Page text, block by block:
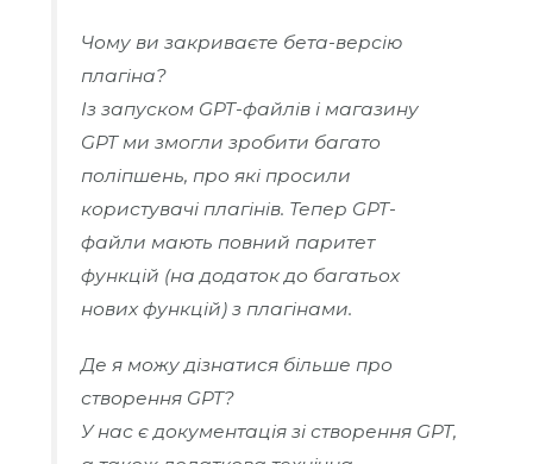
Чому ви закриваєте бета-версію
плагіна?
Із запуском GPT-файлів і магазину
GPT ми змогли зробити багато
поліпшень, про які просили
користувачі плагінів. Тепер GPT-
файли мають повний паритет
функцій (на додаток до багатьох
нових функцій) з плагінами.
Де я можу дізнатися більше про
створення GPT?
У нас є документація зі створення GPT,